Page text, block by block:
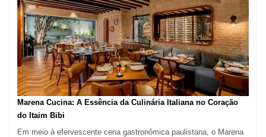
Como
Escolher
o
Forno
Ideal
para
sua
Pizzaria
Marena Cucina: A Essência da Culinária Italiana no Coração
do Itaim Bibi
Em meio à efervescente cena gastronômica paulistana, o Marena